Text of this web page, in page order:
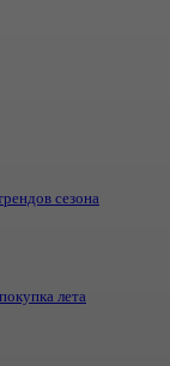
сезона
лета